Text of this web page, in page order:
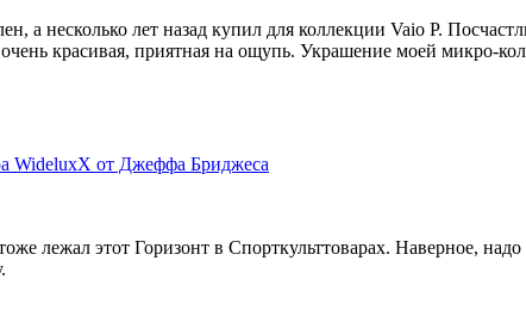
а несколько лет назад купил для коллекции Vaio P.
красивая, приятная на ощупь. Украшение моей микро-
WideluxX от Джеффа Бриджеса
лежал этот Горизонт в Спорткульттоварах. Наверное,